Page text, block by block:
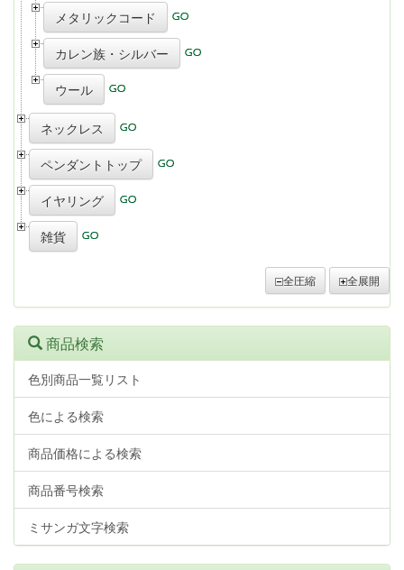
メタリックコード
カレン族・シルバー
ウール
ネックレス
ペンダントトップ
イヤリング
雑貨
全圧縮 全展開
商品検索
色別商品一覧リスト
色による検索
商品価格による検索
商品番号検索
ミサンガ文字検索